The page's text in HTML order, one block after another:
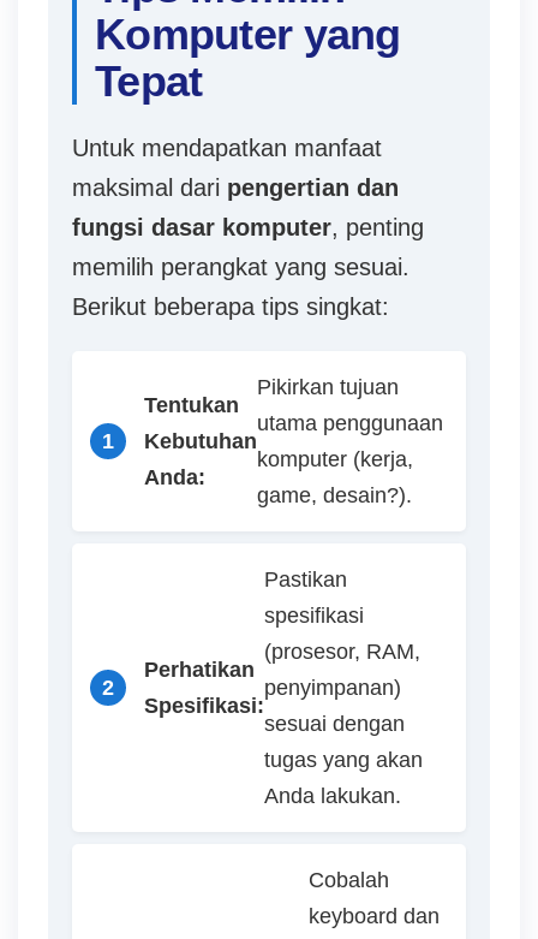
Komputer yang
Tepat
Untuk mendapatkan manfaat
maksimal dari pengertian dan
fungsi dasar komputer, penting
memilih perangkat yang sesuai.
Berikut beberapa tips singkat:
1
Tentukan
Kebutuhan
Anda:
Pikirkan tujuan
utama penggunaan
komputer (kerja,
game, desain?).
2
Perhatikan
Spesifikasi:
Pastikan
spesifikasi
(prosesor, RAM,
penyimpanan)
sesuai dengan
tugas yang akan
Anda lakukan.
Cobalah
keyboard dan